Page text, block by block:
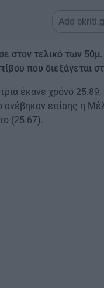
Add
στον τελικό των
που διεξάγεται
έκανε χρόνο
ανέβηκαν επίσης η
(25.67).